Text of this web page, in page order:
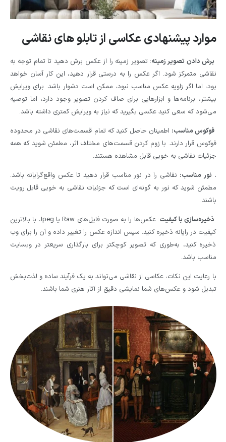
موارد پیشنهادی عکاسی از تابلو های نقاشی
برش دادن تصویر زمینه: تصویر زمینه را از عکس برش دهید تا تمام توجه به
نقاشی متمرکز شود. اگر عکس را به درستی قرار دهید، این کار آسان خواهد
بود، اما اگر زاویه عکس مناسب نبود، ممکن است دشوار باشد. برای ویرایش
بیشتر، برنامه‌ها و ابزارهایی برای صاف کردن تصویر وجود دارد، اما توصیه
می‌شود که سعی کنید عکسی بگیرید که نیاز به ویرایش کمتری داشته باشد.
فوکوس مناسب: اطمینان حاصل کنید که تمام قسمت‌های نقاشی در محدوده
فوکوس قرار دارند. با زوم کردن قسمت‌های مختلف اثر، مطمئن شوید که همه
جزئیات نقاشی به خوبی قابل مشاهده هستند.
. نور مناسب: نقاشی را در نور مناسب قرار دهید تا عکس واقع‌گرایانه باشد.
مطمئن شوید که نور به گونه‌ای است که جزئیات نقاشی به خوبی قابل رویت
باشند.
ذخیره‌سازی با کیفیت
: عکس‌ها را به صورت فایل‌های Raw یا Jpeg با بالاترین
کیفیت در رایانه ذخیره کنید. سپس اندازه عکس را تغییر داده و آن را برای وب
ذخیره کنید، به‌طوری که تصویر کوچکتر برای بارگذاری سریعتر در وبسایت
مناسب باشد.
با رعایت این نکات، عکاسی از نقاشی می‌تواند به یک فرآیند ساده و لذت‌بخش
تبدیل شود و عکس‌های شما نمایشی دقیق از آثار هنری شما باشند.